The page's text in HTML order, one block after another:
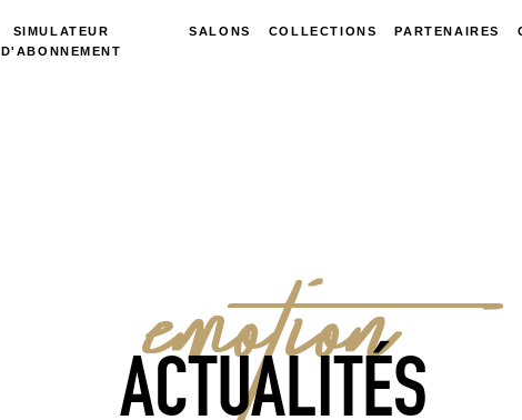
SIMULATEUR
D'ABONNEMENT
SALONS COLLECTIONS PARTENAIRES
EMOTION
ACTUALITÉS